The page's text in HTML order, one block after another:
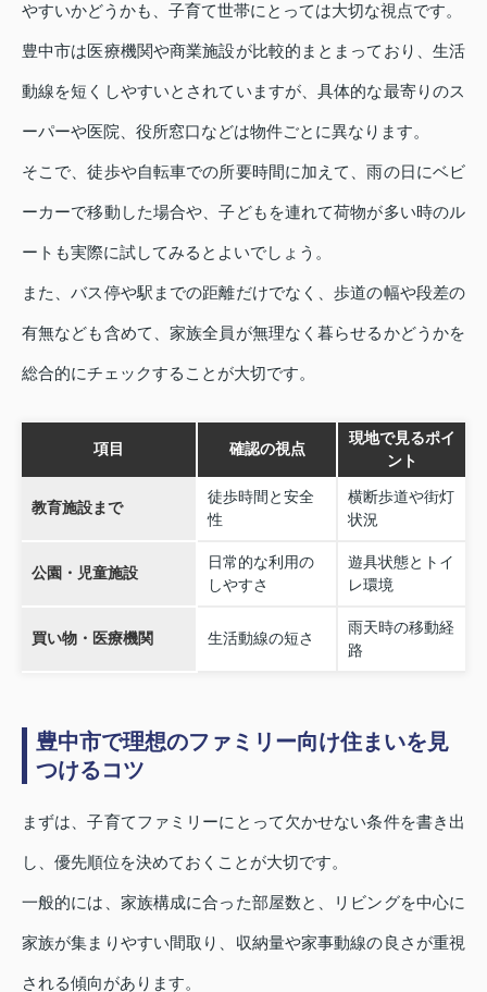
やすいかどうかも、子育て世帯にとっては大切な視点です。
豊中市は医療機関や商業施設が比較的まとまっており、生活
動線を短くしやすいとされていますが、具体的な最寄りのス
ーパーや医院、役所窓口などは物件ごとに異なります。
そこで、徒歩や自転車での所要時間に加えて、雨の日にベビ
ーカーで移動した場合や、子どもを連れて荷物が多い時のル
ートも実際に試してみるとよいでしょう。
また、バス停や駅までの距離だけでなく、歩道の幅や段差の
有無なども含めて、家族全員が無理なく暮らせるかどうかを
総合的にチェックすることが大切です。
項目 確認の視点
現地で見るポイ
ント
教育施設まで
徒歩時間と安全
性
横断歩道や街灯
状況
公園・児童施設
日常的な利用の
しやすさ
遊具状態とトイ
レ環境
買い物・医療機関 生活動線の短さ
雨天時の移動経
路
豊中市で理想のファミリー向け住まいを見
つけるコツ
まずは、子育てファミリーにとって欠かせない条件を書き出
し、優先順位を決めておくことが大切です。
一般的には、家族構成に合った部屋数と、リビングを中心に
家族が集まりやすい間取り、収納量や家事動線の良さが重視
される傾向があります。